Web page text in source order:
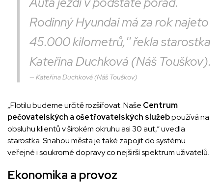
Rodinný Hyundai má za rok najeto
45.000 kilometrů,'' řekla starostka
Kateřina Duchková (Náš Touškov).
Kateřina Duchková (Náš Touškov)
„Flotilu budeme určitě rozšiřovat. Naše Centrum
pečovatelských a ošetřovatelských služebpoužívá na
obsluhu klientů v širokém okruhu asi 30 aut,“ uvedla
starostka. Snahou města je také zapojit do systému
veřejné i soukromé dopravy co nejširší spektrum uživatelů.
Ekonomika a provoz